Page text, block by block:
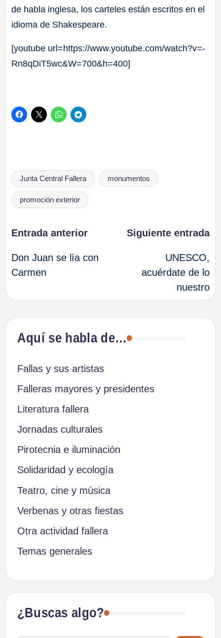
de habla inglesa, los carteles están escritos en el
idioma de Shakespeare.
[youtube url=https://www.youtube.com/watch?v=-
Rn8qDiT5wc&W=700&h=400]
Etiquetas:
Junta Central Fallera monumentos
promoción exterior
Navegación
de
entradas
Entrada anterior
Don Juan se lía con
Carmen
Siguiente entrada
UNESCO,
acuérdate de lo
nuestro
Aquí se habla de…
Fallas y sus artistas
Falleras mayores y presidentes
Literatura fallera
Jornadas culturales
Pirotecnia e iluminación
Solidaridad y ecología
Teatro, cine y música
Verbenas y otras fiestas
Otra actividad fallera
Temas generales
¿Buscas algo?